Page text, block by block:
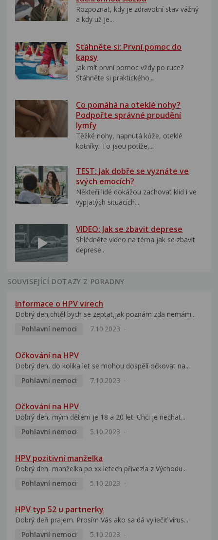
Rozpoznat, kdy je zdravotní stav vážný
a kdy už je...
Stáhněte si: První pomoc do
kapsy
Jak mít první pomoc vždy po ruce?
Stáhněte si praktického...
Co pomáhá na oteklé nohy?
Podpořte správné proudění
lymfy
Těžké nohy, napnutá kůže, oteklé
kotníky. To jsou potíže,...
TEST: Jak dobře se vyznáte ve
svých emocích?
Někteří lidé dokážou zachovat klid i ve
vypjatých situacích....
VIDEO: Jak se zbavit deprese
Shlédněte video na téma jak se zbavit
deprese..
SOUVISEJÍCÍ DOTAZY Z PORADNY
Informace o HPV virech
Dobrý den,chtěl bych se zeptat,jak poznám zda nemám...
Pohlavní nemoci
7.10.2023
Očkování na HPV
Dobrý den, do kolika let se mohou dospělí očkovat na...
Pohlavní nemoci
7.10.2023
Očkování na HPV
Dobrý den, mým dětem je 18 a 20 let. Chci je nechat...
Pohlavní nemoci
5.10.2023
HPV pozitivní manželka
Dobrý den, manželka po xx letech přivezla z Východu...
Pohlavní nemoci
5.10.2023
HPV typ 52 u partnerky
Dobrý deň prajem. Prosím Vás ako sa dá vyliečiť vírus...
Pohlavní nemoci
5.10.2023